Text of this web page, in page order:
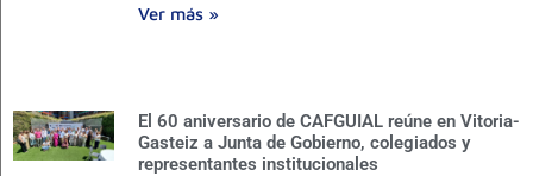
Ver más »
El 60 aniversario de CAFGUIAL reúne en Vitoria-
Gasteiz a Junta de Gobierno, colegiados y
representantes institucionales